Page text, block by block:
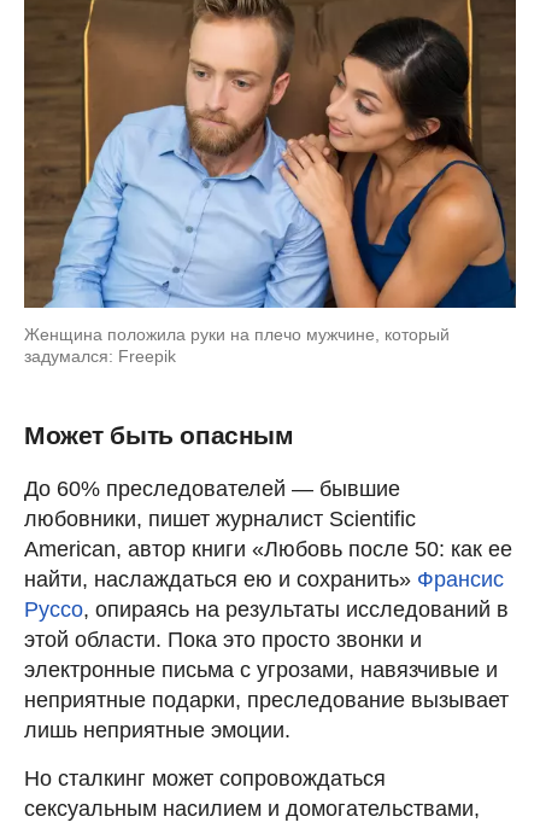
Женщина положила руки на плечо мужчине, который
задумался: Freepik
Может быть опасным
До 60% преследователей — бывшие
любовники, пишет журналист Scientific
American, автор книги «Любовь после 50: как ее
найти, наслаждаться ею и сохранить» Франсис
Руссо, опираясь на результаты исследований в
этой области. Пока это просто звонки и
электронные письма с угрозами, навязчивые и
неприятные подарки, преследование вызывает
лишь неприятные эмоции.
Но сталкинг может сопровождаться
сексуальным насилием и домогательствами,